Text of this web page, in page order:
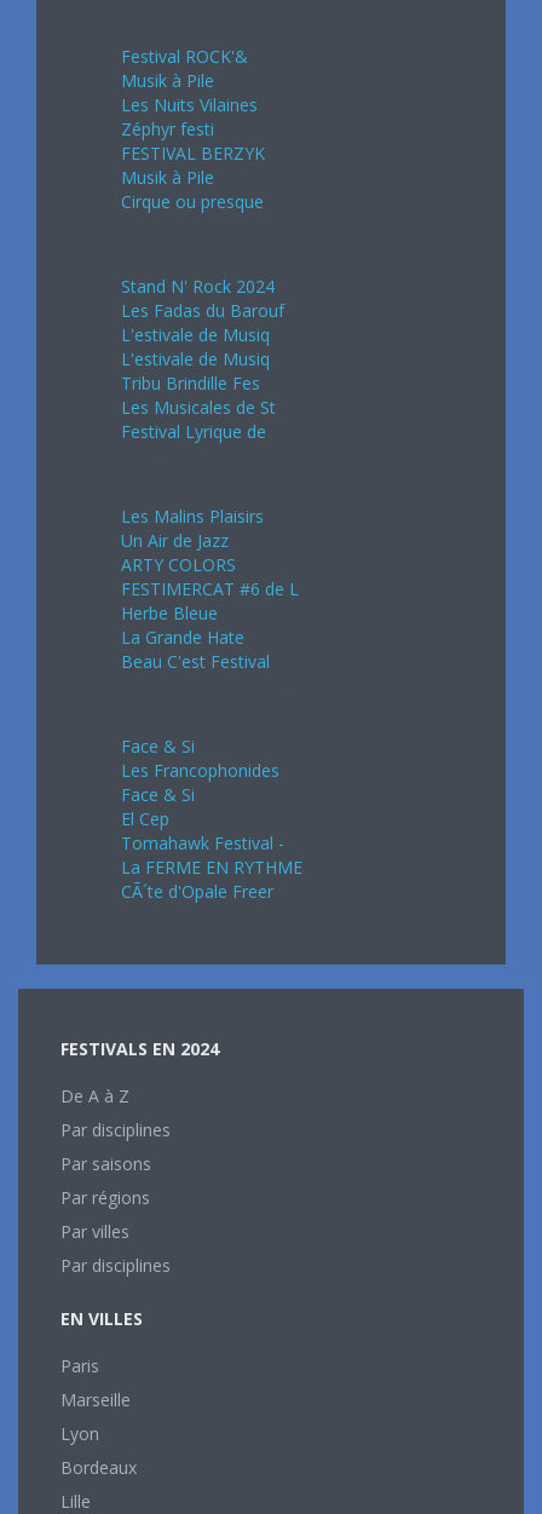
Festival ROCK'&
Musik à Pile
Les Nuits Vilaines
Zéphyr festi
FESTIVAL BERZYK
Musik à Pile
Cirque ou presque
Stand N' Rock 2024
Les Fadas du Barouf
L'estivale de Musiq
L'estivale de Musiq
Tribu Brindille Fes
Les Musicales de St
Festival Lyrique de
Les Malins Plaisirs
Un Air de Jazz
ARTY COLORS
FESTIMERCAT #6 de L
Herbe Bleue
La Grande Hate
Beau C'est Festival
Face & Si
Les Francophonides
Face & Si
El Cep
Tomahawk Festival -
La FERME EN RYTHME
CÃ´te d'Opale Freer
FESTIVALS EN 2024
De A à Z
Par disciplines
Par saisons
Par régions
Par villes
Par disciplines
EN VILLES
Paris
Marseille
Lyon
Bordeaux
Lille